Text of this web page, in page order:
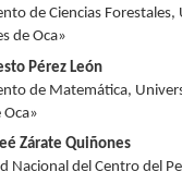
de Ciencias
de Oca»
Pérez León
de Matemática,
Zárate Quiñones
Nacional del Centro del